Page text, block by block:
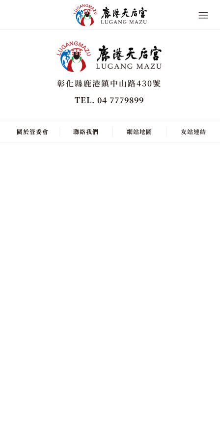
彰化縣鹿港鎮中山路430號
TEL. 04 7779899
關於管委會 聯絡我們 網站地圖 友站連結